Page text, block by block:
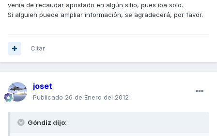
venía de recaudar apostado en algún sitio, pues iba solo.
Si alguien puede ampliar información, se agradecerá, por favor.
Citar
joset
Publicado 26 de Enero del 2012
Góndiz dijo: